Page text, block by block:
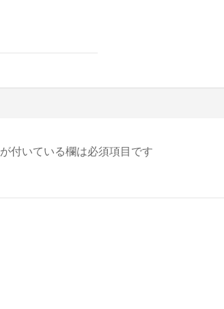
が付いている欄は必須項目です